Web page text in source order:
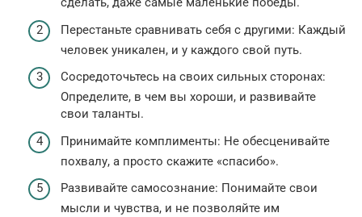
Перестаньте сравнивать себя с другими: Каждый
человек уникален, и у каждого свой путь.
Сосредоточьтесь на своих сильных сторонах:
Определите, в чем вы хороши, и развивайте
свои таланты.
Принимайте комплименты: Не обесценивайте
похвалу, а просто скажите «спасибо».
Развивайте самосознание: Понимайте свои
мысли и чувства, и не позволяйте им